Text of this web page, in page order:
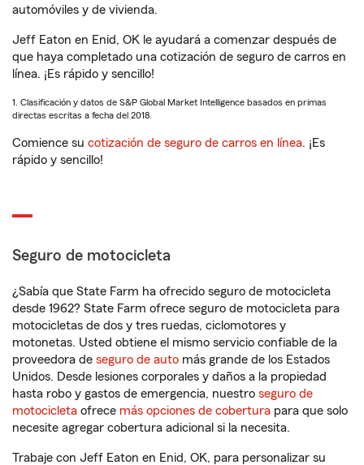
automóviles y de vivienda.
Jeff Eaton en Enid, OK le ayudará a comenzar después de
que haya completado una cotización de seguro de carros en
línea. ¡Es rápido y sencillo!
1. Clasificación y datos de S&P Global Market Intelligence basados en primas
directas escritas a fecha del 2018.
Comience su cotización de seguro de carros en línea. ¡Es
rápido y sencillo!
Seguro de motocicleta
¿Sabía que State Farm ha ofrecido seguro de motocicleta
desde 1962? State Farm ofrece seguro de motocicleta para
motocicletas de dos y tres ruedas, ciclomotores y
motonetas. Usted obtiene el mismo servicio confiable de la
proveedora de seguro de auto más grande de los Estados
Unidos. Desde lesiones corporales y daños a la propiedad
hasta robo y gastos de emergencia, nuestro seguro de
motocicleta ofrece más opciones de cobertura para que solo
necesite agregar cobertura adicional si la necesita.
Trabaje con Jeff Eaton en Enid, OK, para personalizar su